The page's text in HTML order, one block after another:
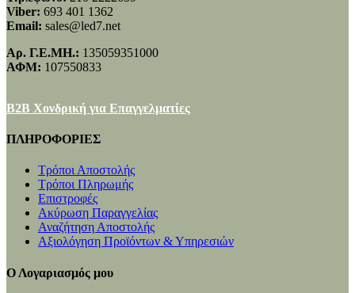
Viber: 693 401 1362
Email: sales@led7.net
Αρ. Γ.Ε.ΜΗ.: 135059351000
ΑΦΜ: 107550833
B2B Χονδρική για Επαγγελματίες
ΠΛΗΡΟΦΟΡΙΕΣ
Τρόποι Αποστολής
Τρόποι Πληρωμής
Επιστροφές
Ακύρωση Παραγγελίας
Αναζήτηση Αποστολής
Αξιολόγηση Προϊόντων & Υπηρεσιών
Ο Λογαριασμός μου